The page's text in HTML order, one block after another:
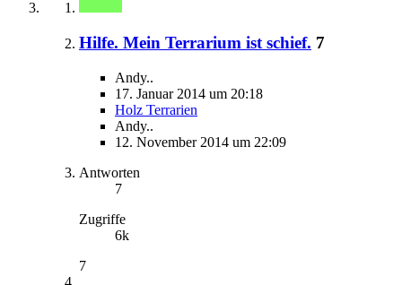
Hilfe. Mein Terrarium ist schief. 7
Andy..
17. Januar 2014 um 20:18
Holz Terrarien
Andy..
12. November 2014 um 22:09
Antworten
7
Zugriffe
6k
7